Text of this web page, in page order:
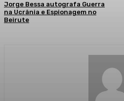
Jorge Bessa autografa Guerra
na Ucrânia e Espionagem no
Beirute